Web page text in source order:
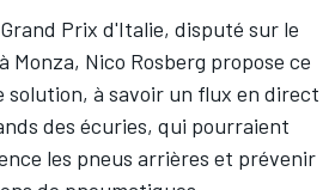
Prix d'Italie, disputé sur le
Monza, Nico Rosberg propose ce
à savoir un flux en direct
des écuries, qui pourraient
les pneus arrières et prévenir